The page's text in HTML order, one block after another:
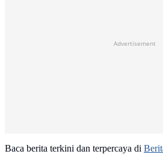
Advertisement
Baca berita terkini dan terpercaya di